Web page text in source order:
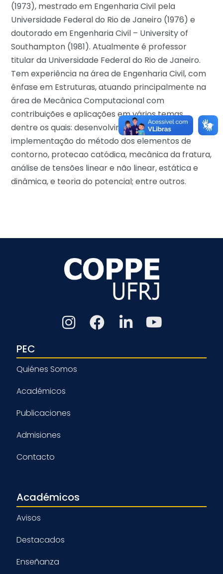
(1973), mestrado em Engenharia Civil pela
Universidade Federal do Rio de Janeiro (1976) e
doutorado em Engenharia Civil – University of
Southampton (1981). Atualmente é professor
titular da Universidade Federal do Rio de Janeiro.
Tem experiência na área de Engenharia Civil, com
ênfase em Estruturas, atuando principalmente na
área de Mecânica Computacional com
contribuições e aplicações em vários temas,
dentre os quais: desenvolvimento e
implementação do método dos elementos de
contorno, protecao catódica, mecânica da fratura,
análise de tensões linear e não linear, estática e
dinâmica, e teoria do potencial; entre outros.
PEC
Quiénes Somos
Académicos
Publicaciones
Admisiones
Contacto
Académicos
Avisos
Destacados
Enseñanza